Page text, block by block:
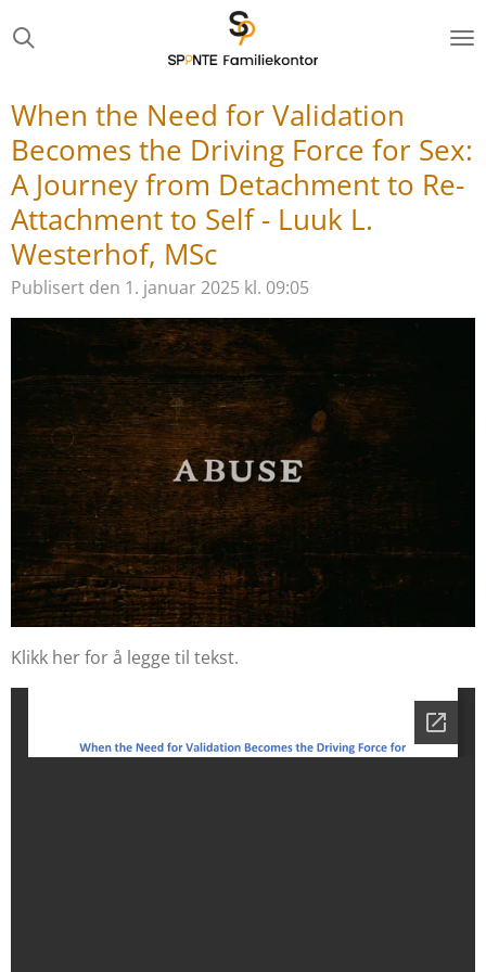
til
When the Need for Validation
Becomes the Driving Force for Sex:
A Journey from Detachment to Re-
Attachment to Self - Luuk L.
Westerhof, MSc
Publisert den 1. januar 2025 kl. 09:05
Klikk her for å legge til tekst.